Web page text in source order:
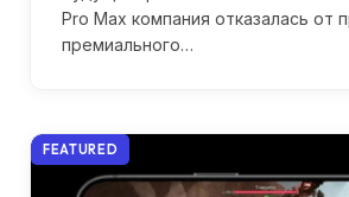
Pro Max компания отказалась от
премиального…
FEATURED